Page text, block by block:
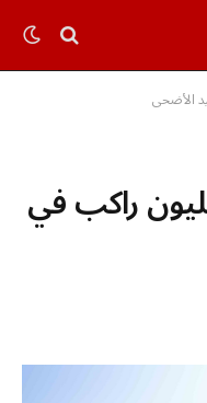
تنقل 8.2 مليون راكب في